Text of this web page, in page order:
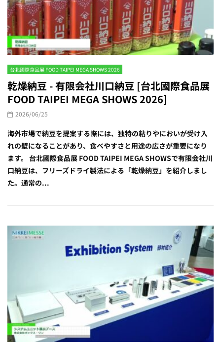
台北國際食品展 FOOD TAIPEI MEGA SHOWS 2026
乾燥納豆 - 有限会社川口納豆 [台北國際食品展
FOOD TAIPEI MEGA SHOWS 2026]
2026/06/25
海外市場で納豆を提案する際には、独特の粘りやにおいが受け入
れの壁になることがあり、食べやすさと用途の広さが重要になり
ます。 台北國際食品展 FOOD TAIPEI MEGA SHOWSで有限会社川
口納豆は、フリーズドライ製法による「乾燥納豆」を紹介しまし
た。通常の...